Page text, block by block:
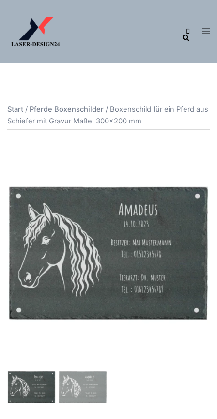
springen
Suche
Start / Pferde Boxenschilder / Boxenschild für ein Pferd aus
Schiefer mit Gravur Maße: 300×200 mm